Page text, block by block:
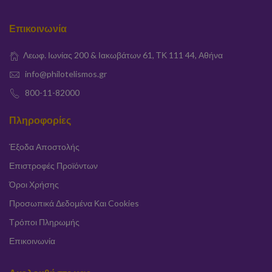
Επικοινωνία
Λεωφ. Ιωνίας 200 & Ιακωβάτων 61, ΤΚ 111 44, Αθήνα
info@philotelismos.gr
800-11-82000
Πληροφορίες
Έξοδα Αποστολής
Επιστροφές Προϊόντων
Όροι Χρήσης
Προσωπικά Δεδομένα Και Cookies
Τρόποι Πληρωμής
Επικοινωνία